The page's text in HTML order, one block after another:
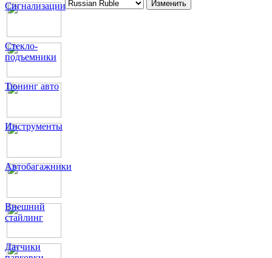
Сигнализации
Стекло-
подъемники
Тюнинг авто
Инструменты
Автобагажники
Внешний
стайлинг
Датчики